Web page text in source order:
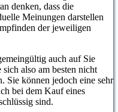
suchen.◀
denken, dass die
Meinungen darstellen
der jeweiligen
auch auf Sie
also am besten nicht
Sie können jedoch eine sehr
bei dem Kauf eines
sind.